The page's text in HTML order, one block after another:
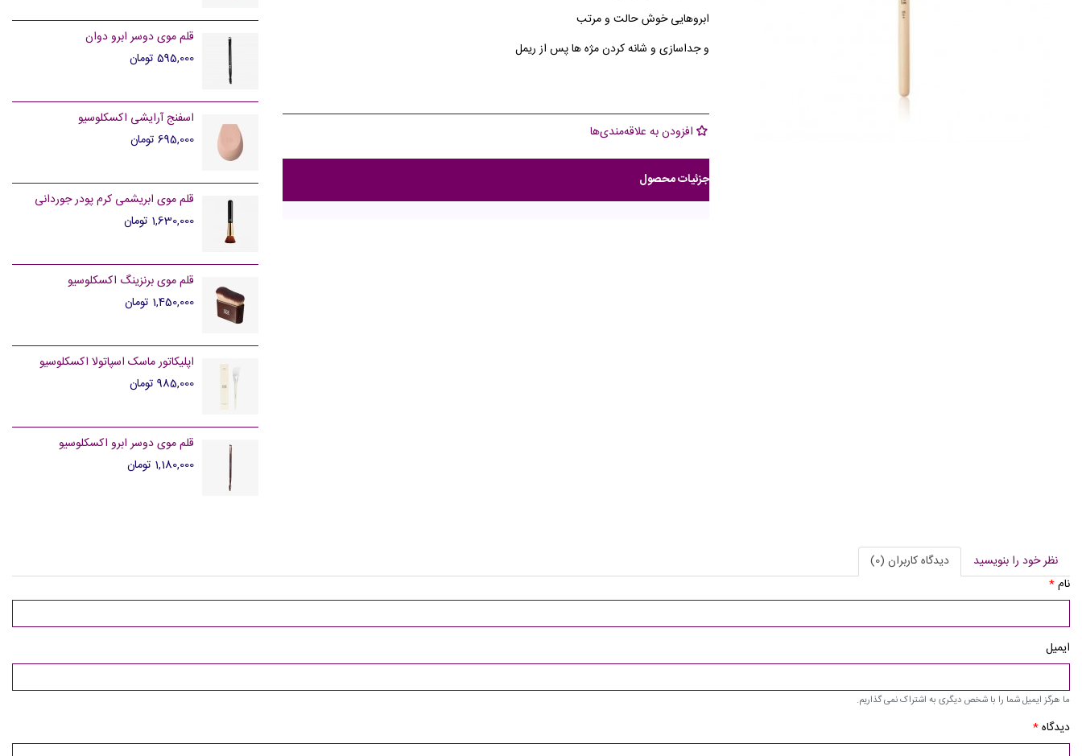
ابروهایی خوش حالت و مرتب
و جداسازی و شانه کردن مژه ها پس از ریمل
افزودن به علاقه‌مندی‌ها
جزئیات محصول
قلم موی دوسر ابرو دوان
595,000 تومان
اسفنج آرایشی اکسکلوسیو
695,000 تومان
قلم موی ابریشمی کرم پودر جوردانی
1,630,000 تومان
قلم موی برنزینگ اکسکلوسیو
1,450,000 تومان
اپلیکاتور ماسک اسپاتولا اکسکلوسیو
985,000 تومان
قلم موی دوسر ابرو اکسکلوسیو
1,180,000 تومان
نظر خود را بنویسید
دیدگاه کاربران (0)
نام*
ایمیل
ما هرگز ایمیل شما را با شخص دیگری به اشتراک نمی گذاریم.
دیدگاه*